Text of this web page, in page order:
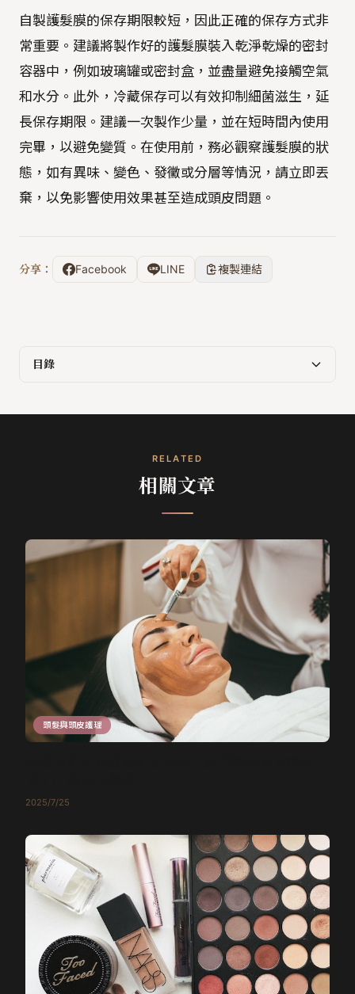
自製護髮膜的保存期限較短，因此正確的保存方式非
常重要。建議將製作好的護髮膜裝入乾淨乾燥的密封
容器中，例如玻璃罐或密封盒，並盡量避免接觸空氣
和水分。此外，冷藏保存可以有效抑制細菌滋生，延
長保存期限。建議一次製作少量，並在短時間內使用
完畢，以避免變質。在使用前，務必觀察護髮膜的狀
態，如有異味、變色、發黴或分層等情況，請立即丟
棄，以免影響使用效果甚至造成頭皮問題。
分享： Facebook LINE 複製連結
目錄
RELATED
相關文章
頭髮與頭皮護理
2025/7/25